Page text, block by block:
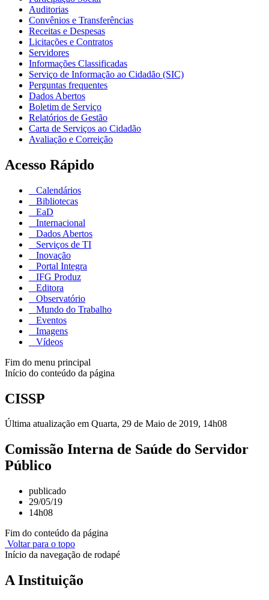
Auditorias
Convênios e Transferências
Receitas e Despesas
Licitações e Contratos
Servidores
Informações Classificadas
Serviço de Informação ao Cidadão (SIC)
Perguntas frequentes
Dados Abertos
Boletim de Serviço
Relatórios de Gestão
Carta de Serviços ao Cidadão
Avaliação e Correição
Acesso Rápido
Calendários
Bibliotecas
EaD
Internacional
Dados Abertos
Serviços de TI
Inovação
Portal Integra
IFG Produz
Editora
Observatório
Mundo do Trabalho
Eventos
Imagens
Vídeos
Fim do menu principal
Início do conteúdo da página
CISSP
Última atualização em Quarta, 29 de Maio de 2019, 14h08
Comissão Interna de Saúde do Servidor
Público
publicado
29/05/19
14h08
Fim do conteúdo da página
Voltar para o topo
Início da navegação de rodapé
A Instituição